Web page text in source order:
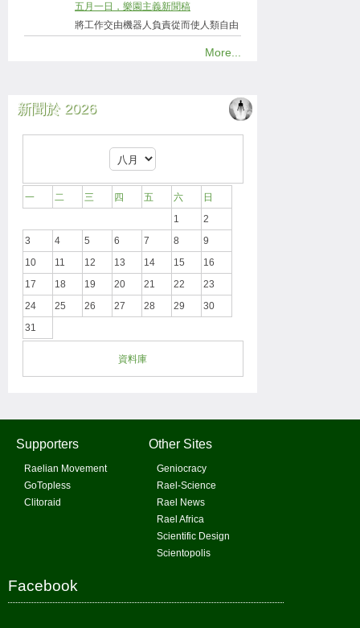
五月一日，樂園主義新聞稿
將工作交由機器人負責從而使人類自由
More...
新聞於 2026
一 二 三 四 五 六
日
1
2
3
4 5 6 7 8
9
10
11 12 13 14 15
16
17
18 19 20 21 22
23
24
25 26 27 28 29
30
31
資料庫
Supporters
Raelian Movement
GoTopless
Clitoraid
Other Sites
Geniocracy
Rael-Science
Rael News
Rael Africa
Scientific Design
Scientopolis
Facebook